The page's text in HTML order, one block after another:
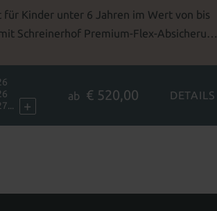
Kinder unter 6 Jahren im Wert von bis
Schreinerhof Premium-Flex-Absicherung
+
ab € 520,00 DETAILS